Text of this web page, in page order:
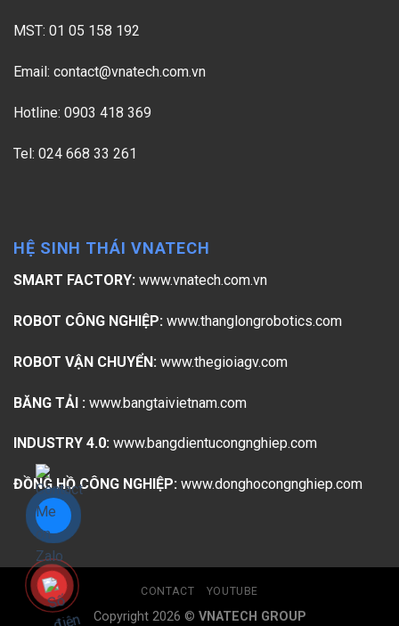
MST: 01 05 158 192
Email: contact@vnatech.com.vn
Hotline: 0903 418 369
Tel: 024 668 33 261
HỆ SINH THÁI VNATECH
SMART FACTORY: www.vnatech.com.vn
ROBOT CÔNG NGHIỆP: www.thanglongrobotics.com
ROBOT VẬN CHUYỂN: www.thegioiagv.com
BĂNG TẢI : www.bangtaivietnam.com
INDUSTRY 4.0: www.bangdientucongnghiep.com
ĐỒNG HỒ CÔNG NGHIỆP: www.donghocongnghiep.com
CONTACT YOUTUBE
Copyright 2026 © VNATECH GROUP